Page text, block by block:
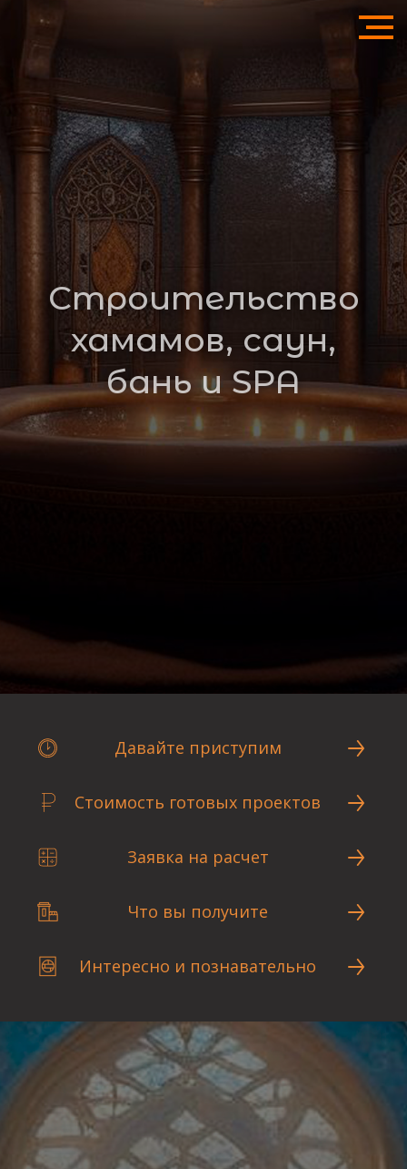
Строительство
хамамов, саун,
бань и SPA
Давайте приступим
Стоимость готовых проектов
Заявка на расчет
Что вы получите
Интересно и познавательно